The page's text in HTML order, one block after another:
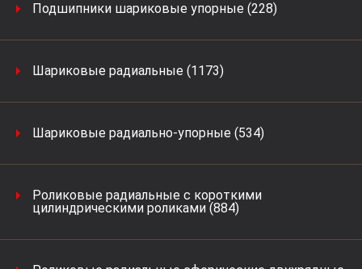
Подшипники шариковые упорные (228)
Шариковые радиальные (1173)
Шариковые радиально-упорные (534)
Роликовые радиальные с короткими
цилиндрическими роликами (884)